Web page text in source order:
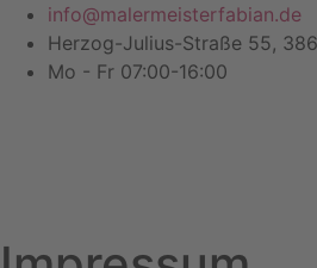
Zum
Inhalt
wechseln
info@malermeisterfabian.de
Herzog-Julius-Straße 55,
Mo - Fr 07:00-16:00